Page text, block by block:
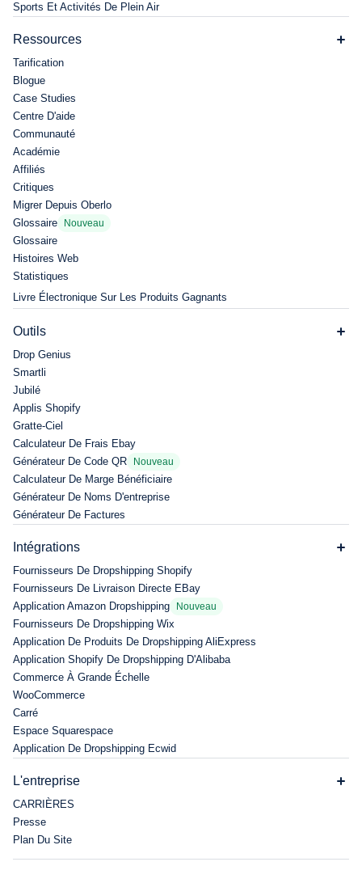
Sports Et Activités De Plein Air
Ressources
Tarification
Blogue
Case Studies
Centre D'aide
Communauté
Académie
Affiliés
Critiques
Migrer Depuis Oberlo
Glossaire
Nouveau
Glossaire
Histoires Web
Statistiques
Livre Électronique Sur Les Produits Gagnants
Outils
Drop Genius
Smartli
Jubilé
Applis Shopify
Gratte-Ciel
Calculateur De Frais Ebay
Générateur De Code QR
Nouveau
Calculateur De Marge Bénéficiaire
Générateur De Noms D'entreprise
Générateur De Factures
Intégrations
Fournisseurs De Dropshipping Shopify
Fournisseurs De Livraison Directe EBay
Application Amazon Dropshipping
Nouveau
Fournisseurs De Dropshipping Wix
Application De Produits De Dropshipping AliExpress
Application Shopify De Dropshipping D'Alibaba
Commerce À Grande Échelle
WooCommerce
Carré
Espace Squarespace
Application De Dropshipping Ecwid
L'entreprise
CARRIÈRES
Presse
Plan Du Site